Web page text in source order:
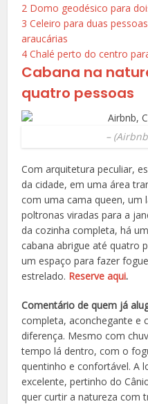
2 Domo geodésico para
3 Celeiro para duas
araucárias
4 Chalé perto do centro
Cabana na
quatro pessoas
–
Com arquitetura peculiar,
da cidade, em uma área
com uma cama queen, um
poltronas viradas para a
da cozinha completa, há
cabana abrigue até quatro
um espaço para fazer
estrelado. Reserve aqui.
Comentário de quem já
completa, aconchegante e
diferença. Mesmo com
tempo lá dentro, com o
quentinho e confortável. A
excelente, pertinho do
quer curtir a natureza com